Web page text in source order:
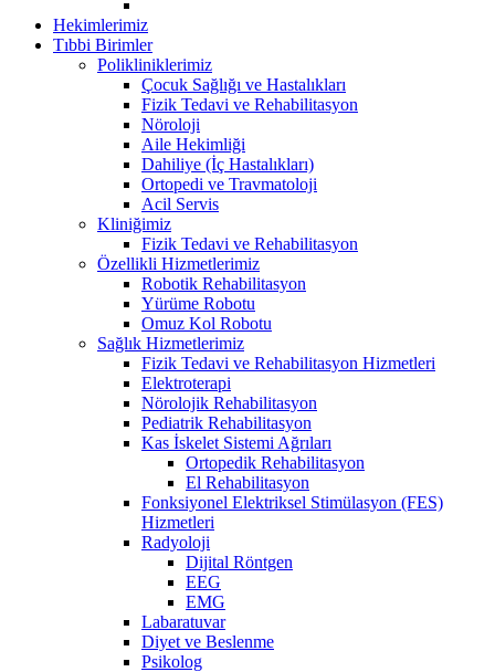
Hekimlerimiz
Tıbbi Birimler
Polikliniklerimiz
Çocuk Sağlığı ve Hastalıkları
Fizik Tedavi ve Rehabilitasyon
Nöroloji
Aile Hekimliği
Dahiliye (İç Hastalıkları)
Ortopedi ve Travmatoloji
Acil Servis
Kliniğimiz
Fizik Tedavi ve Rehabilitasyon
Özellikli Hizmetlerimiz
Robotik Rehabilitasyon
Yürüme Robotu
Omuz Kol Robotu
Sağlık Hizmetlerimiz
Fizik Tedavi ve Rehabilitasyon Hizmetleri
Elektroterapi
Nörolojik Rehabilitasyon
Pediatrik Rehabilitasyon
Kas İskelet Sistemi Ağrıları
Ortopedik Rehabilitasyon
El Rehabilitasyon
Fonksiyonel Elektriksel Stimülasyon (FES)
Hizmetleri
Radyoloji
Dijital Röntgen
EEG
EMG
Labaratuvar
Diyet ve Beslenme
Psikolog